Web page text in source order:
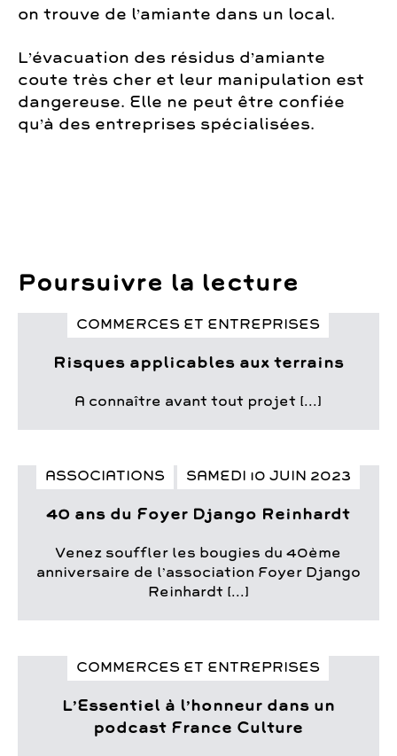
on trouve de l’amiante dans un local.
L’évacuation des résidus d’amiante
coute très cher et leur manipulation est
dangereuse. Elle ne peut être confiée
qu’à des entreprises spécialisées.
Poursuivre la lecture
COMMERCES ET ENTREPRISES
Risques applicables aux terrains
A connaître avant tout projet [...]
ASSOCIATIONS SAMEDI 10 JUIN 2023
40 ans du Foyer Django Reinhardt
Venez souffler les bougies du 40ème
anniversaire de l’association Foyer Django
Reinhardt [...]
COMMERCES ET ENTREPRISES
L’Essentiel à l’honneur dans un
podcast France Culture